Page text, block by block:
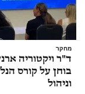
מחקר
ד"ר ויקטוריה
בוחן על קורס
וניהול